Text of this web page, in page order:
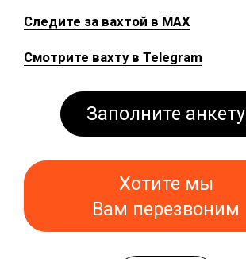
Следите за вахтой в MAX
Смотрите вахту в Telegram
Заполните анкету
Хотите мы
Вам перезвоним